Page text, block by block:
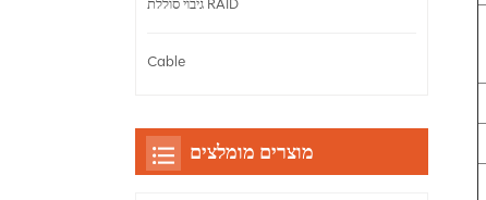
גיבוי סוללת RAID
Cable
מוצרים מומלצים